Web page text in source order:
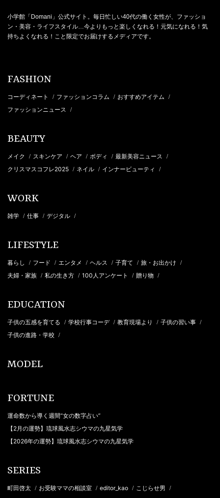
小学館「Domani」公式サイト。毎日忙しい40代の働く女性が、ファッショ
ン・美容・ライフスタイル…今よりもっと楽しくなれる！元気になれる！気
持ちよくなれる！こと限定でお届けするメディアです。
FASHION
コーディネート / ファッションコラム / おすすめアイテム /
ファッションニュース /
BEAUTY
メイク / スキンケア / ヘア / ボディ / 最新美容ニュース /
クリスマスコフレ2025 / ネイル / インナービューティ /
WORK
雑学 / 仕事 / デジタル /
LIFESTYLE
暮らし / フード / エンタメ / ヘルス / 子育て / 旅・お出かけ /
夫婦・家族 / 私の生き方 / 100人アンケート / 贈り物 /
EDUCATION
子供の五感を育てる / 学校行事コーデ / 教育現場より / 子供の習い事 /
子供の進路・学校 /
MODEL
FORTUNE
運命数から導く週間“女の数字占い”
【2月の運勢】琉球風水志シウマの九星気学
【2026年の運勢】琉球風水志シウマの九星気学
SERIES
町田啓太 / お受験ママの相談室 / editor_kao / こじらせ男 /